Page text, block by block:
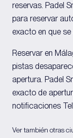
reservas. Padel
para reservar
exacto en que se
Reservar en
pistas
apertura. Padel
exacto de
notificaciones
Ver también otras